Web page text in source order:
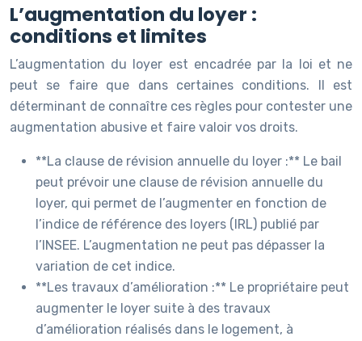
L’augmentation du loyer :
conditions et limites
L’augmentation du loyer est encadrée par la loi et ne
peut se faire que dans certaines conditions. Il est
déterminant de connaître ces règles pour contester une
augmentation abusive et faire valoir vos droits.
**La clause de révision annuelle du loyer :** Le bail
peut prévoir une clause de révision annuelle du
loyer, qui permet de l’augmenter en fonction de
l’indice de référence des loyers (IRL) publié par
l’INSEE. L’augmentation ne peut pas dépasser la
variation de cet indice.
**Les travaux d’amélioration :** Le propriétaire peut
augmenter le loyer suite à des travaux
d’amélioration réalisés dans le logement, à